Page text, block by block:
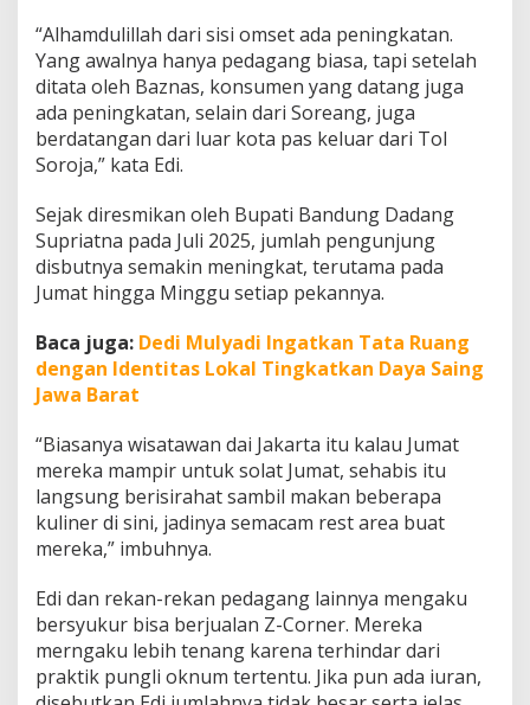
“Alhamdulillah dari sisi omset ada peningkatan.
Yang awalnya hanya pedagang biasa, tapi setelah
ditata oleh Baznas, konsumen yang datang juga
ada peningkatan, selain dari Soreang, juga
berdatangan dari luar kota pas keluar dari Tol
Soroja,” kata Edi.
Sejak diresmikan oleh Bupati Bandung Dadang
Supriatna pada Juli 2025, jumlah pengunjung
disbutnya semakin meningkat, terutama pada
Jumat hingga Minggu setiap pekannya.
Baca juga: Dedi Mulyadi Ingatkan Tata Ruang
dengan Identitas Lokal Tingkatkan Daya Saing
Jawa Barat
“Biasanya wisatawan dai Jakarta itu kalau Jumat
mereka mampir untuk solat Jumat, sehabis itu
langsung berisirahat sambil makan beberapa
kuliner di sini, jadinya semacam rest area buat
mereka,” imbuhnya.
Edi dan rekan-rekan pedagang lainnya mengaku
bersyukur bisa berjualan Z-Corner. Mereka
merngaku lebih tenang karena terhindar dari
praktik pungli oknum tertentu. Jika pun ada iuran,